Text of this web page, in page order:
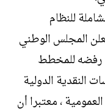
للنظام
المجلس الوطني
رفضه للمخطط
الدولية
، معتبرا أن